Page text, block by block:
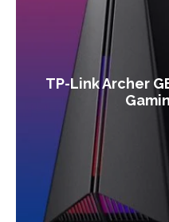
TP-Link Archer